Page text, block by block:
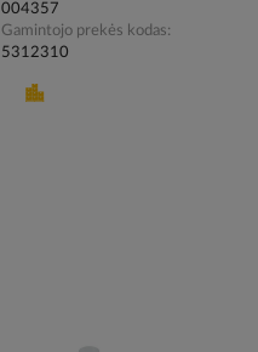
004357
Gamintojo prekės kodas
5312310